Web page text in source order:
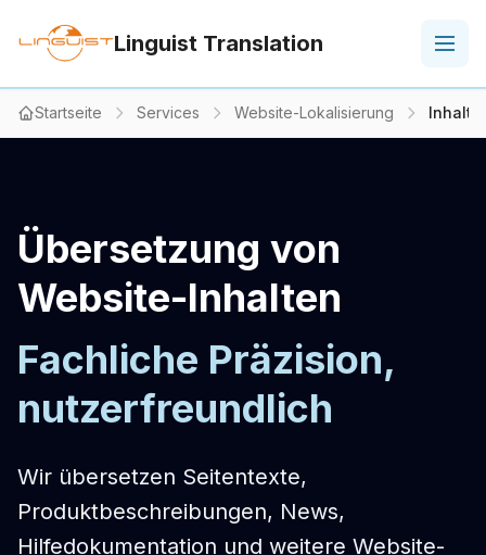
Linguist Translation
Startseite Services Website-Lokalisierung
Übersetzung von
Website-Inhalten
Fachliche Präzision,
nutzerfreundlich
Wir übersetzen Seitentexte,
Produktbeschreibungen, News,
Hilfedokumentation und weitere Website-